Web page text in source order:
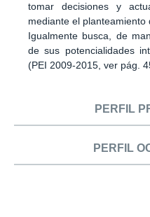
PERFIL
PERFIL
tomar decisiones y
mediante el planteamiento
Igualmente busca, de
de sus potencialidades
(PEI 2009-2015, ver pág.